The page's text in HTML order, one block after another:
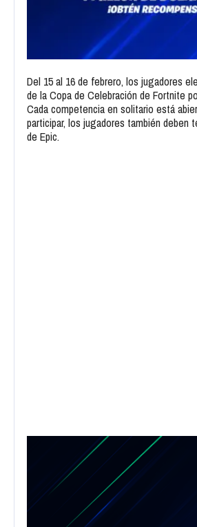
Del 15 al 16 de febrero, los jugadores
de la Copa de Celebración de Fortnite
Cada competencia en solitario está
participar, los jugadores también deben
de Epic.